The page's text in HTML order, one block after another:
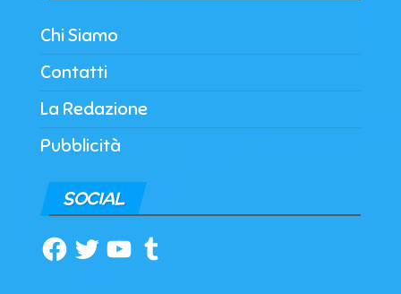
Chi Siamo
Contatti
La Redazione
Pubblicità
SOCIAL
Facebook
TwitterYouTubeTumblr